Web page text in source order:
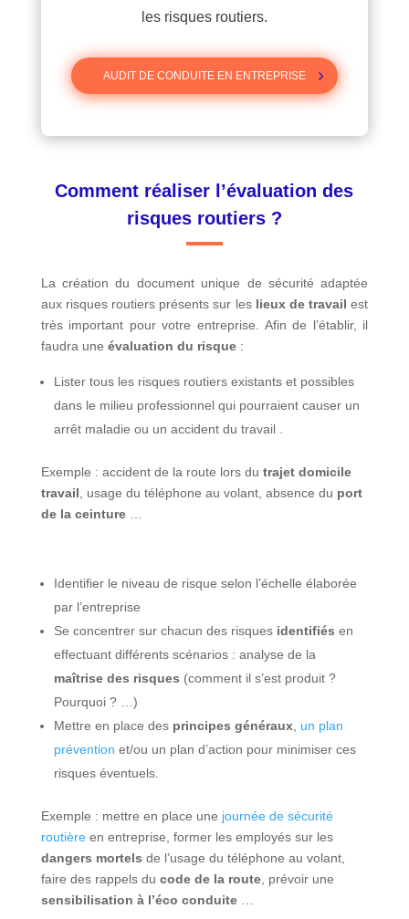
les risques routiers.
AUDIT DE CONDUITE EN ENTREPRISE
Comment réaliser l’évaluation des
risques routiers ?
La création du document unique de sécurité adaptée
aux risques routiers présents sur les lieux de travailest
très important pour votre entreprise. Afin de l’établir, il
faudra une évaluation du risque:
Lister tous les risques routiers existants et possibles
dans le milieu professionnel qui pourraient causer un
arrêt maladie ou un accident du travail .
Exemple : accident de la route lors du trajet domicile
travail , usage du téléphone au volant, absence du port
de la ceinture…
Identifier le niveau de risque selon l’échelle élaborée
par l’entreprise
Se concentrer sur chacun des risques identifiés en
effectuant différents scénarios : analyse de la
maîtrise des risques (comment il s’est produit ?
Pourquoi ? …)
Mettre en place des principes généraux, un plan
prévention et/ou un plan d’action pour minimiser ces
risques éventuels.
Exemple : mettre en place une journée de sécurité
routièreen entreprise, former les employés sur les
dangers mortels de l’usage du téléphone au volant,
faire des rappels du code de la route, prévoir une
sensibilisation à l’éco conduite…